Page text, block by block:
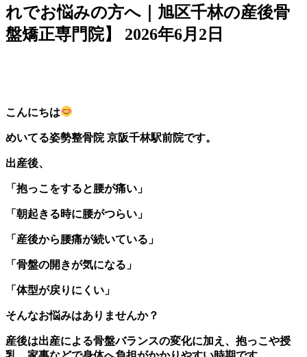
れでお悩みの方へ｜旭区千林の産後骨
盤矯正専門院】
2026年6月2日
こんにちは
めいてる姿勢整骨院 京阪千林駅前院です。
出産後、
「抱っこをすると腰が痛い」
「朝起きる時に腰がつらい」
「産後から腰痛が続いている」
「骨盤の開きが気になる」
「体型が戻りにくい」
そんなお悩みはありませんか？
産後は出産による骨盤バランスの変化に加え、抱っこや授